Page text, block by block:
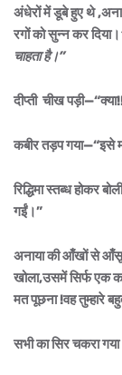
अंधेरों में डूबे हुए थे
रगों को सुन्न कर दिया।
चाहता है।”
दीप्ती चीख
कबीर तड़प गया—“इसे
रिद्धिमा स्तब्ध होकर
गईं।”
अनाया की आँखों से आँसू
खोला,उसमें सिर्फ एक
मत पूछना !वह तुम्हारे
सभी का सिर चकरा